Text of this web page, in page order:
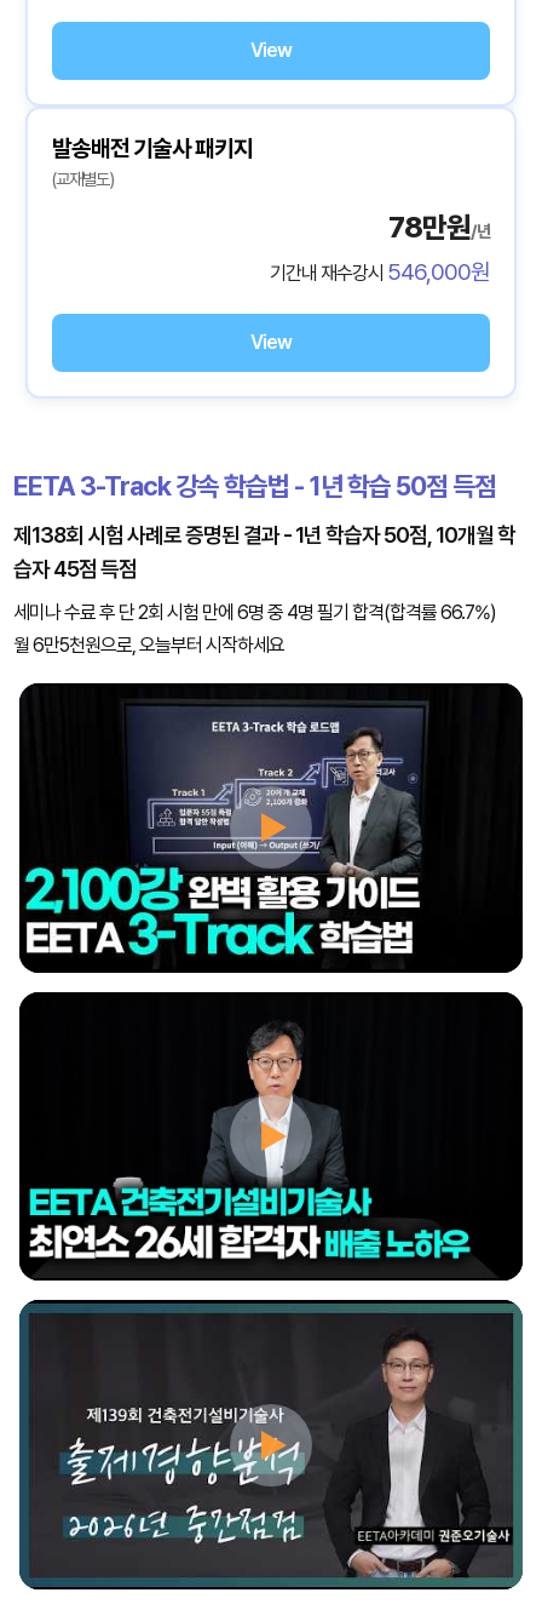
View
발송배전 기술사 패키지
(교재별도)
78만원/년
기간내 재수강시 546,000원
View
EETA 3-Track 강속 학습법 - 1년 학습 50점 득점
제138회 시험 사례로 증명된 결과 - 1년 학습자 50점, 10개월 학
습자 45점 득점
세미나 수료 후 단 2회 시험 만에 6명 중 4명 필기 합격(합격률 66.7%)
월 6만5천원으로, 오늘부터 시작하세요